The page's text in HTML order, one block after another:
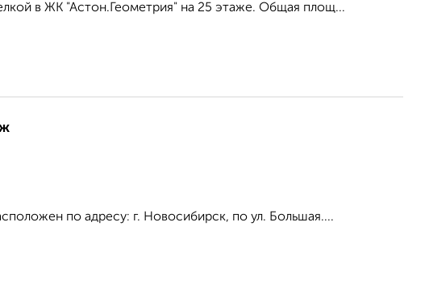
в ЖК "Астон.Геометрия" на 25 этаже. Общая площ...
по адресу: г. Новосибирск, по ул. Большая....